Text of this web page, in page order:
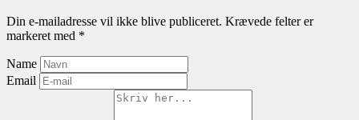
Din e-mailadresse vil ikke blive publiceret. Krævede felter er
markeret med *
Name
Email